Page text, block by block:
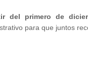
del primero de
para que juntos